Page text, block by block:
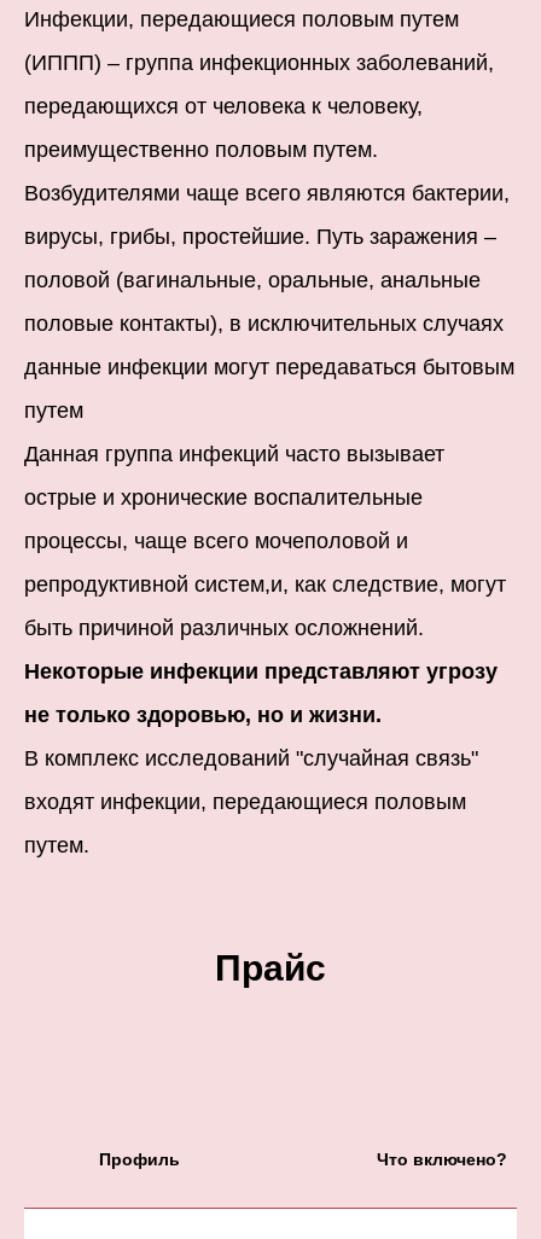
Инфекции, передающиеся половым путем
(ИППП) – группа инфекционных заболеваний,
передающихся от человека к человеку,
преимущественно половым путем.
Возбудителями чаще всего являются бактерии,
вирусы, грибы, простейшие. Путь заражения –
половой (вагинальные, оральные, анальные
половые контакты), в исключительных случаях
данные инфекции могут передаваться бытовым
путем
Данная группа инфекций часто вызывает
острые и хронические воспалительные
процессы, чаще всего мочеполовой и
репродуктивной систем,и, как следствие, могут
быть причиной различных осложнений.
Некоторые инфекции представляют угрозу
не только здоровью, но и жизни.
В комплекс исследований "случайная связь"
входят инфекции, передающиеся половым
путем.
Прайс
Профиль Что включено?